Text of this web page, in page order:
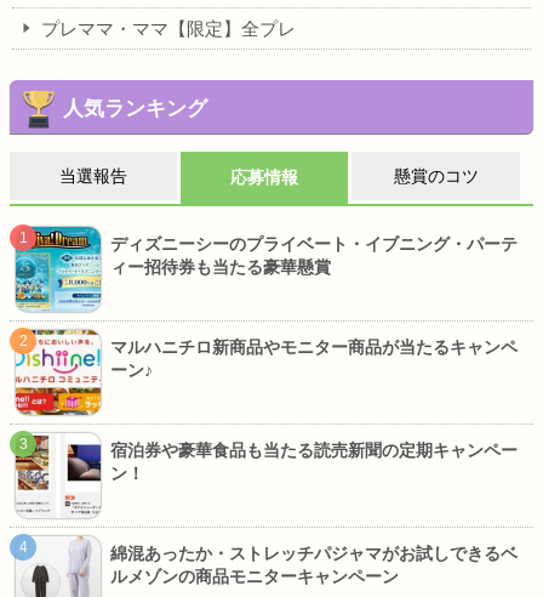
プレママ・ママ【限定】全プレ
人気ランキング
当選報告 応募情報 懸賞のコツ
ディズニーシーのプライベート・イブニング・パーテ
ィー招待券も当たる豪華懸賞
マルハニチロ新商品やモニター商品が当たるキャンペ
ーン♪
宿泊券や豪華食品も当たる読売新聞の定期キャンペー
ン！
綿混あったか・ストレッチパジャマがお試しできるベ
ルメゾンの商品モニターキャンペーン